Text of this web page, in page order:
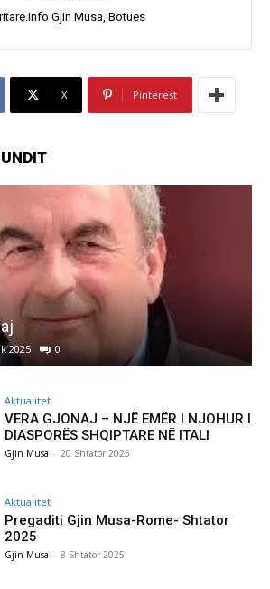
Gjin Musa, Botues
X Pinterest
2025 0
Aktualitet
VERA GJONAJ – NJË EMËR I NJOHUR I
DIASPORËS SHQIPTARE NË ITALI
Gjin Musa - 20 Shtator 2025
Aktualitet
Pregaditi Gjin Musa-Rome- Shtator
2025
Gjin Musa - 8 Shtator 2025